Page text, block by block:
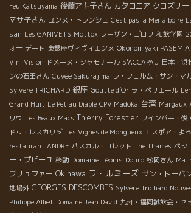
Feu Katsuyama 後藤アキ子さん カタロニア クロズリ
マサ子さん ユンヌ・トランシュ C'est pas la Mer à boire
san Les GANIVETS Mottox レーザン・ゴロワ 和飲学園
ォー デート 東銀座ヴィヴィエンヌ Okonomiyaki PASEMIA
Vini Vision ドメーヌ・シャモナール S'ACCAPAU 日本・浜
ンの石田さん Cuvée Sakurajima ラ・フェルム・サン・マ
Sylvere TRICHARD 銀座 Goutte d’Or ラ・ペリエール
Grand Huit Le Pet au Diable CPV Madoka 台湾 Margaux
リウ Les Beaux Macs Thierry Forestier ワインバー・俊
ドゥ・レスカリダ Les Vignes de Mongueux エスポア・よ
restaurant ANDRE パスカル・コレット the Thames ペシ
ー・プピーユ 移動 Domaine Léonis Douro 松岡さん
プリュファー Okinawa ラ・ルミーズ サン・トーバ
地場外 GEORGES DESCOMBES Sylvère Trichard
Philippe Alliet Domaine Jean David 九州・福岡試飲会・セ